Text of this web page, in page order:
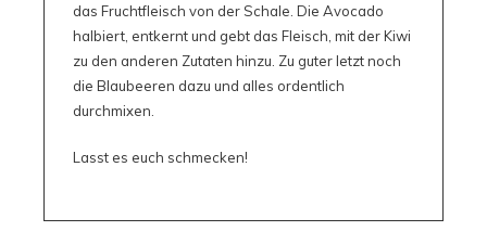
das Fruchtfleisch von der Schale. Die Avocado
halbiert, entkernt und gebt das Fleisch, mit der Kiwi
zu den anderen Zutaten hinzu. Zu guter letzt noch
die Blaubeeren dazu und alles ordentlich
durchmixen.
Lasst es euch schmecken!